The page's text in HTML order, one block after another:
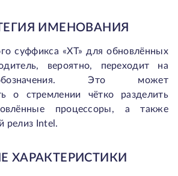
ИМЕНОВАНИЯ
суффикса «XT» для обновлённых
вероятно, переходит на
Это может
о стремлении чётко разделить
процессоры, а также
релиз Intel.
ХАРАКТЕРИСТИКИ